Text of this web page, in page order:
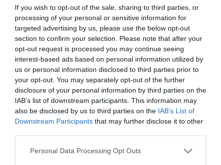
If you wish to opt-out of the sale, sharing to third parties, or
processing of your personal or sensitive information for
targeted advertising by us, please use the below opt-out
section to confirm your selection. Please note that after your
opt-out request is processed you may continue seeing
interest-based ads based on personal information utilized by
us or personal information disclosed to third parties prior to
your opt-out. You may separately opt-out of the further
disclosure of your personal information by third parties on the
IAB’s list of downstream participants. This information may
also be disclosed by us to third parties on the IAB’s List of
Downstream Participants that may further disclose it to other
Personal Data Processing Opt Outs
europea
La china Huawei incide a la hora de gestionar el
gran volumen de datos que requiere cada
operación, y se prevé que de aquí al verano el
número de establecimientos de Big Fish alcance
la docena en Cataluña. De hecho, el MWC ha sido
el escenario elegido por Grupo Moure para
presentar la segunda tienda inteligente, que se
estrenará en Mataró. “Son tiendas muy versátiles
y adaptables para cualquier tipo de espacio, de